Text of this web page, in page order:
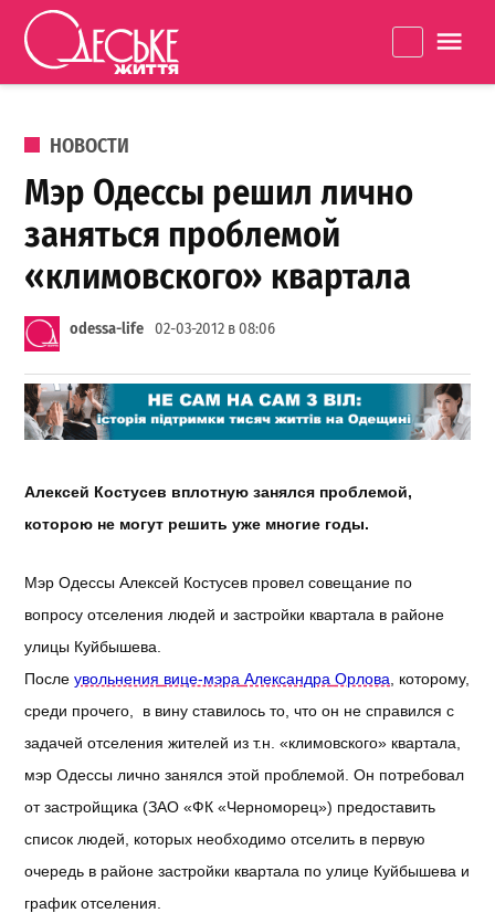
Перейти к содержанию
життя
ОПУБЛИКОВАНО В
НОВОСТИ
Мэр Одессы решил лично
заняться проблемой
«климовского» квартала
odessa-life 02-03-2012 в 08:06
Алексей Костусев вплотную занялся проблемой,
которою не могут решить уже многие годы.
МэрОдессы Алексей Костусев провел совещание по
вопросу отселения людей изастройки квартала в районе
улицы Куйбышева
После увольнения вице-мэра Александра Орлова которому,
среди прочего , в вину ставилось то , чтоон не справился с
задачей отселения жителей из т.н. «климовского» квартала
мэрОдессы лично занялся этой проблемой .Он потребовал
от застройщика (ЗАО «ФК «Черноморец») предоставить
список людей которых необходимо отселить в первую
очередь в районе застройки квартала по улице Куйбышева и
график отселения